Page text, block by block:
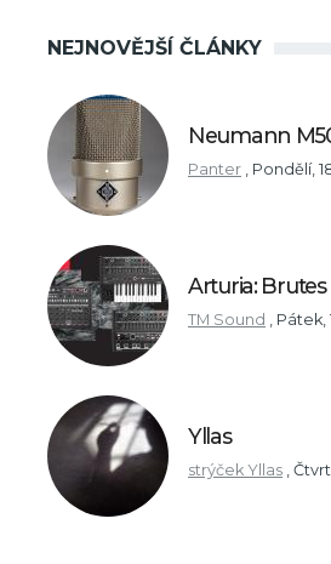
NEJNOVĚJŠÍ ČLÁNKY
Neumann
Panter Pondělí,
Arturia: Brutes
TM Sound Pátek,
Yllas
strýček Yllas